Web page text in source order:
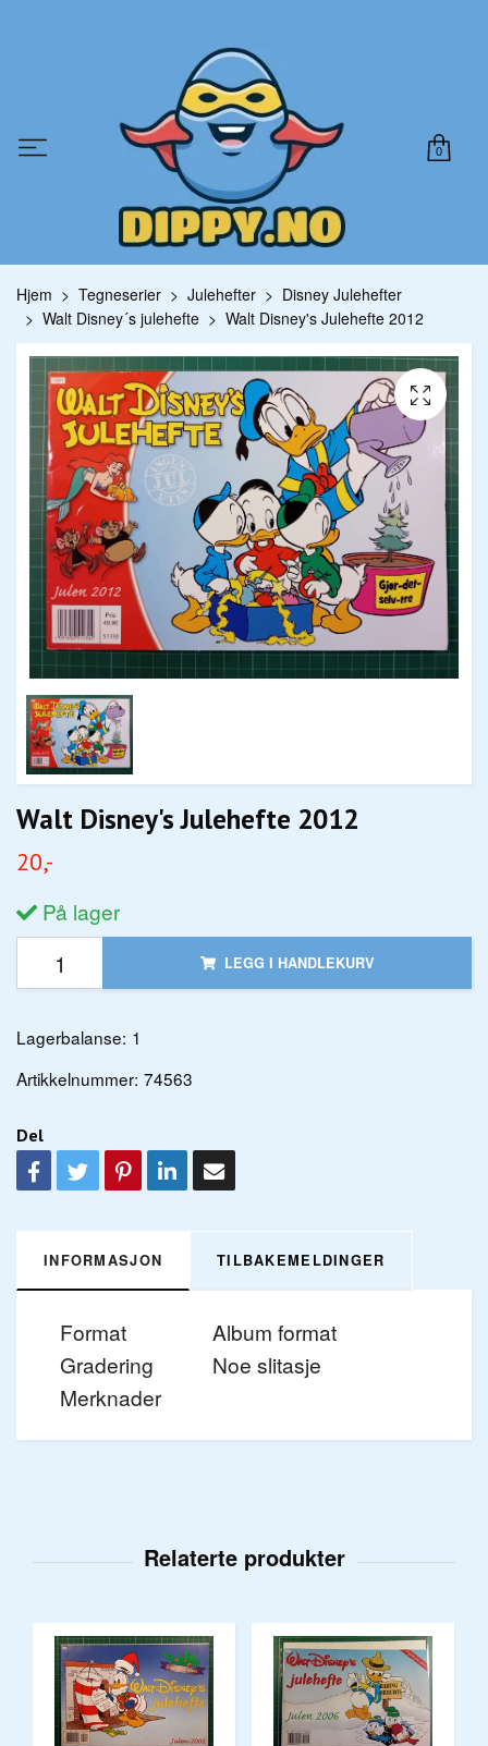
0
Hjem Tegneserier Julehefter
Disney Julehefter
Walt Disney´s julehefte
Walt Disney's Julehefte 2012
Walt Disney's Julehefte 2012
20,-
På lager
LEGG I HANDLEKURV
Lagerbalanse: 1
Artikkelnummer: 74563
Del
INFORMASJON TILBAKEMELDINGER
Format
Album format
Gradering
Noe slitasje
Merknader